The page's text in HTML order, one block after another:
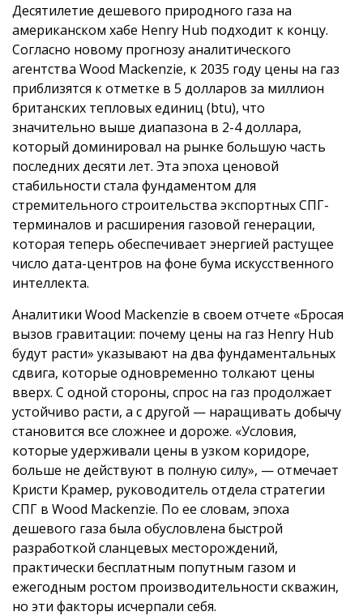
Десятилетие дешевого природного газа на
американском хабе Henry Hub подходит к концу.
Согласно новому прогнозу аналитического
агентства Wood Mackenzie, к 2035 году цены на газ
приблизятся к отметке в 5 долларов за миллион
британских тепловых единиц (btu), что
значительно выше диапазона в 2-4 доллара,
который доминировал на рынке большую часть
последних десяти лет. Эта эпоха ценовой
стабильности стала фундаментом для
стремительного строительства экспортных СПГ-
терминалов и расширения газовой генерации,
которая теперь обеспечивает энергией растущее
число дата-центров на фоне бума искусственного
интеллекта.
Аналитики Wood Mackenzie в своем отчете «Бросая
вызов гравитации: почему цены на газ Henry Hub
будут расти» указывают на два фундаментальных
сдвига, которые одновременно толкают цены
вверх. С одной стороны, спрос на газ продолжает
устойчиво расти, а с другой — наращивать добычу
становится все сложнее и дороже. «Условия,
которые удерживали цены в узком коридоре,
больше не действуют в полную силу», — отмечает
Кристи Крамер, руководитель отдела стратегии
СПГ в Wood Mackenzie. По ее словам, эпоха
дешевого газа была обусловлена быстрой
разработкой сланцевых месторождений,
практически бесплатным попутным газом и
ежегодным ростом производительности скважин,
но эти факторы исчерпали себя.